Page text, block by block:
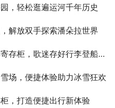
，轻松逛遍运河千年历史
解放双手探索潘朵拉世界
柜，歌迷存好行李登船起飞！
场，便捷体验助力冰雪狂欢
，打造便捷出行新体验